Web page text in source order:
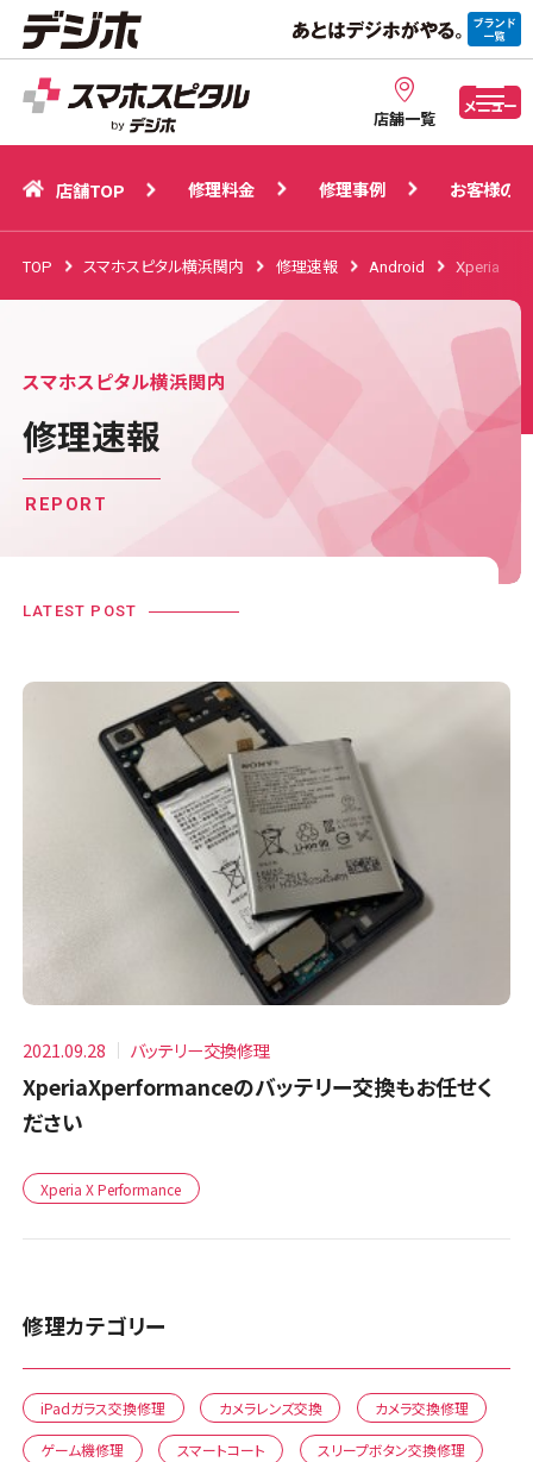
店舗一覧
メニュー
店舗TOP 修理事例 お客様の声
店舗TOP 修理料金 修理事例 お客様の声
TOP スマホスピタル横浜関内 修理速報 Android Xperia
スマホスピタル横浜関内
修理速報
REPORT
LATEST POST
2021.09.28 バッテリー交換修理
XperiaXperformanceのバッテリー交換もお任せく
ださい
Xperia X Performance
修理カテゴリー
iPadガラス交換修理 カメラレンズ交換 カメラ交換修理
ゲーム機修理 スマートコート スリープボタン交換修理